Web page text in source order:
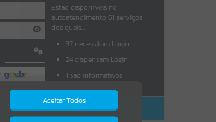
Senha
Estão disponíveis no
autoatendimento 61 serviços
dos quais...
37 necessitam Login
24 dispensam Login
1 são informativos
ACESSAR SEM LOGIN
Aceitar Todos